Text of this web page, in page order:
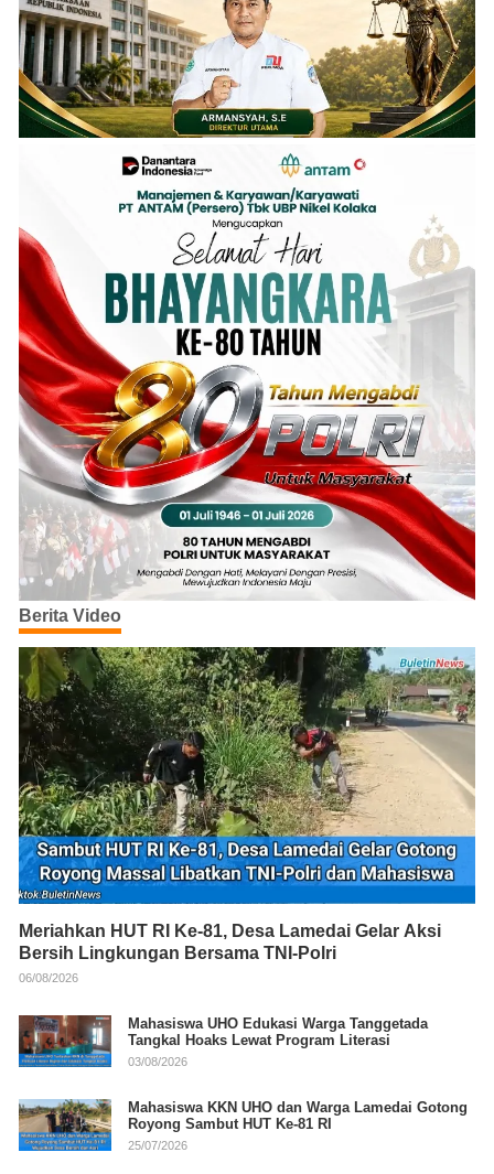
Berita Video
Meriahkan HUT RI Ke-81, Desa Lamedai Gelar Aksi
Bersih Lingkungan Bersama TNI-Polri
06/08/2026
Mahasiswa UHO Edukasi Warga Tanggetada
Tangkal Hoaks Lewat Program Literasi
03/08/2026
Mahasiswa KKN UHO dan Warga Lamedai Gotong
Royong Sambut HUT Ke-81 RI
25/07/2026